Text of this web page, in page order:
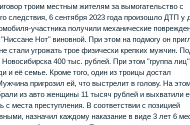
троим местным жителям за вымогательство с
следствия, 6 сентября 2023 года произошло ДТП у
участника получили механические
Нот" виновной. При этом на подмогу он
стали угрожать трое физически крепких мужчин.
400 тыс. рублей. При этом "группа
и её семье. Кроме того, один из троицы достал
пригрозил ей, что выстрелит в голову. На
из авто женщины 11 тысяч рублей и выхватили
места преступления. В соответствии с позицией
назначил каждому наказание в виде 3 лет 6